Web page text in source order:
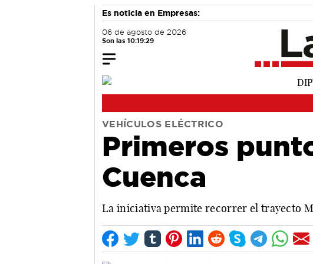
Es noticia en Empresas:
06 de agosto de 2026
Son las 10:19:30
VEHÍCULOS ELÉCTRICO
Primeros
Cuenca
La iniciativa permite recorrer el trayecto